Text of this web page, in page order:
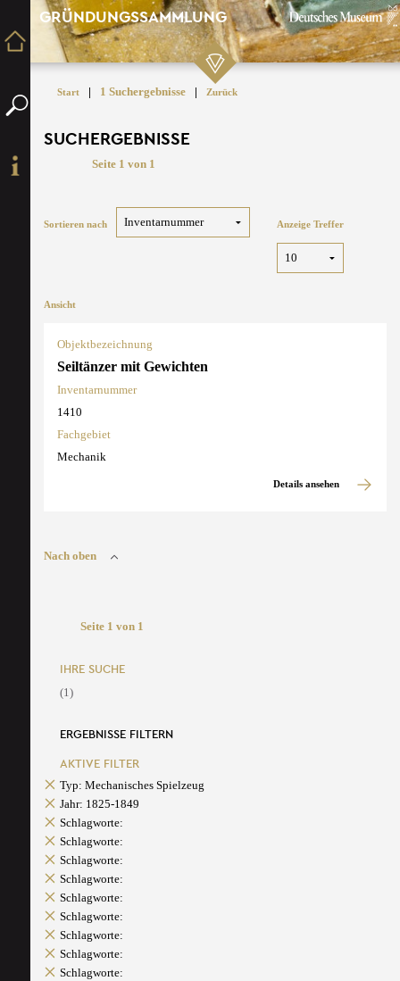
GRÜNDUNGSSAMMLUNG
Start | 1 Suchergebnisse | Zurück
SUCHERGEBNISSE
Seite 1 von 1
Sortieren nach Anzeige Treffer
Ansicht
Objektbezeichnung
Seiltänzer mit Gewichten
Inventarnummer
1410
Fachgebiet
Mechanik
Details ansehen
Nach oben
Seite 1 von 1
IHRE SUCHE
(1)
ERGEBNISSE FILTERN
AKTIVE FILTER
Typ: Mechanisches Spielzeug
Jahr: 1825-1849
Schlagworte:
Schlagworte:
Schlagworte:
Schlagworte:
Schlagworte:
Schlagworte:
Schlagworte:
Schlagworte:
Schlagworte: